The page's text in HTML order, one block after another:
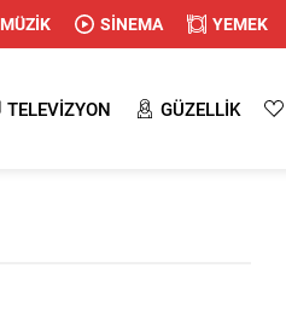
MÜZİK SİNEMA YEMEK
TELEVİZYON GÜZELLİK